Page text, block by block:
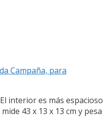
Campaña, para
interior es más espacioso
43 x 13 x 13 cm y pesa